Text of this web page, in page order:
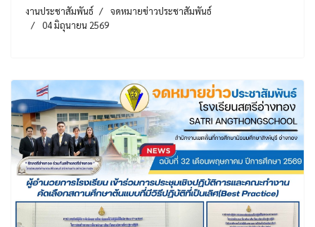
งานประชาสัมพันธ์
จดหมายข่าวประชาสัมพันธ์
04 มิถุนายน 2569